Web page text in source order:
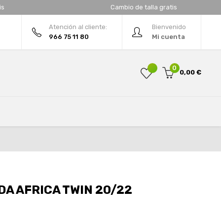
Cambio de talla gratis
Bienvenido
Mi cuenta
Atención al cliente:
966 75 11 80
0
0,00 €
AFRICA TWIN 20/22